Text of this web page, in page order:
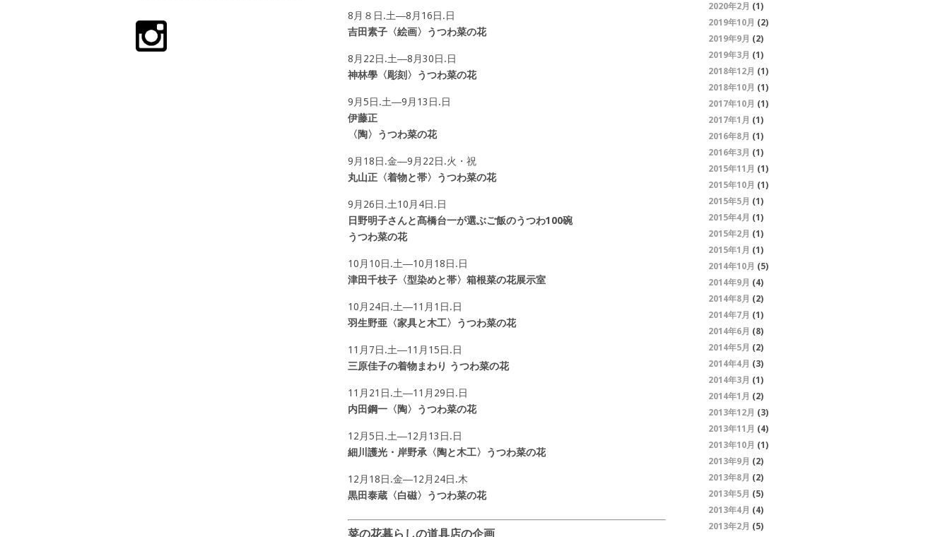
8月８日.土―8月16日.日
吉田素子〈絵画〉うつわ菜の花
8月22日.土―8月30日.日
神林學〈彫刻〉うつわ菜の花
9月5日.土―9月13日.日
伊藤正
〈陶〉うつわ菜の花
9月18日.金―9月22日.火・祝
丸山正〈着物と帯〉うつわ菜の花
9月26日.土10月4日.日
日野明子さんと髙橋台一が選ぶご飯のうつわ100碗
うつわ菜の花
10月10日.土―10月18日.日
津田千枝子〈型染めと帯〉箱根菜の花展示室
10月24日.土―11月1日.日
羽生野亜〈家具と木工〉うつわ菜の花
11月7日.土―11月15日.日
三原佳子の着物まわり うつわ菜の花
11月21日.土―11月29日.日
内田鋼一〈陶〉うつわ菜の花
12月5日.土―12月13日.日
細川護光・岸野承〈陶と木工〉うつわ菜の花
12月18日.金―12月24日.木
黒田泰蔵〈白磁〉うつわ菜の花
菜の花暮らしの道具店の企画
2020年2月 (1)
2019年10月 (2)
2019年9月 (2)
2019年3月 (1)
2018年12月 (1)
2018年10月 (1)
2017年10月 (1)
2017年1月 (1)
2016年8月 (1)
2016年3月 (1)
2015年11月 (1)
2015年10月 (1)
2015年5月 (1)
2015年4月 (1)
2015年2月 (1)
2015年1月 (1)
2014年10月 (5)
2014年9月 (4)
2014年8月 (2)
2014年7月 (1)
2014年6月 (8)
2014年5月 (2)
2014年4月 (3)
2014年3月 (1)
2014年1月 (2)
2013年12月 (3)
2013年11月 (4)
2013年10月 (1)
2013年9月 (2)
2013年8月 (2)
2013年5月 (5)
2013年4月 (4)
2013年2月 (5)